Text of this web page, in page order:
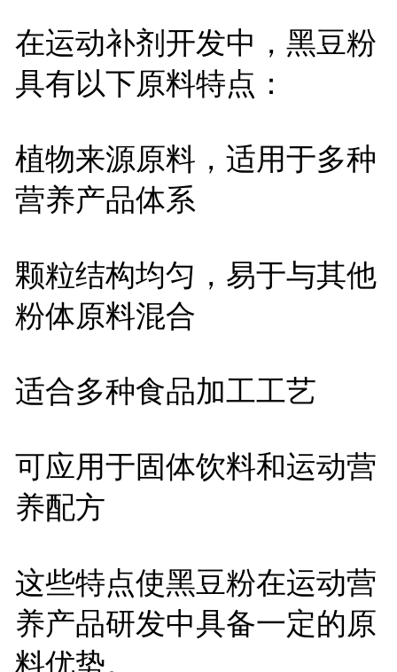
在运动补剂开发中，黑豆粉
具有以下原料特点：
植物来源原料，适用于多种
营养产品体系
颗粒结构均匀，易于与其他
粉体原料混合
适合多种食品加工工艺
可应用于固体饮料和运动营
养配方
这些特点使黑豆粉在运动营
养产品研发中具备一定的原
料优势。